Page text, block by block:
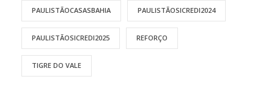
PAULISTÃOCASASBAHIA PAULISTÃOSICREDI2024
PAULISTÃOSICREDI2025 REFORÇO
TIGRE DO VALE